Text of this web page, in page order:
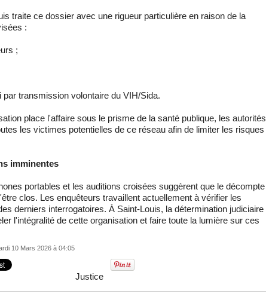
traite ce dossier avec une rigueur particulière en raison de la
:
;
par transmission volontaire du VIH/Sida.
place l'affaire sous le prisme de la santé publique, les autorités
les victimes potentielles de ce réseau afin de limiter les risques
imminentes
portables et les auditions croisées suggèrent que le décompte
clos. Les enquêteurs travaillent actuellement à vérifier les
derniers interrogatoires. À Saint-Louis, la détermination judiciaire
l'intégralité de cette organisation et faire toute la lumière sur ces
10 Mars 2026 à 04:05
Justice